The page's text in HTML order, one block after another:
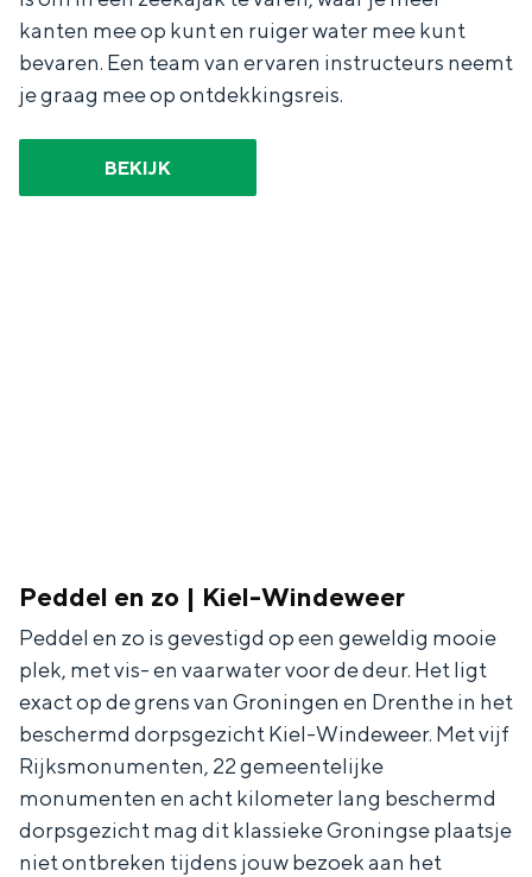
kanten mee op kunt en ruiger water mee kunt
bevaren. Een team van ervaren instructeurs neemt
je graag mee op ontdekkingsreis.
BEKIJK
Peddel en zo | Kiel-Windeweer
Peddel en zo is gevestigd op een geweldig mooie
plek, met vis- en vaarwater voor de deur. Het ligt
exact op de grens van Groningen en Drenthe in het
beschermd dorpsgezicht Kiel-Windeweer. Met vijf
Rijksmonumenten, 22 gemeentelijke
monumenten en acht kilometer lang beschermd
dorpsgezicht mag dit klassieke Groningse plaatsje
niet ontbreken tijdens jouw bezoek aan het